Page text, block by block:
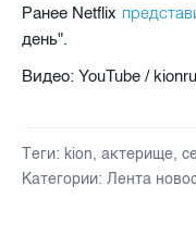
Ранее Netflix
день".
Видео: YouTube / kionru
Теги: kion, актерище,
Категории: Лента